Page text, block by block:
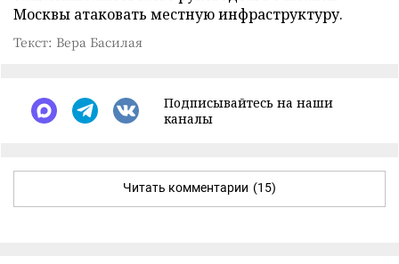
Москвы атаковать местную инфраструктуру.
Текст: Вера Басилая
Подписывайтесь на наши
каналы
Читать комментарии (15)